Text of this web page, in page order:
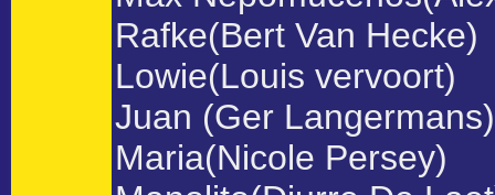
Rafke(Bert Van Hecke)
Lowie(Louis vervoort)
Juan (Ger Langermans)
Maria(Nicole Persey)